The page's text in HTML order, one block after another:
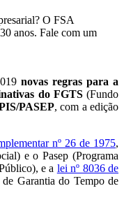
O FSA
anos. Fale com um
novas regras para a
do FGTS(Fundo
PASEP, com a edição
nº 26 de 1975,
e o Pasep (Programa
e a lei nº 8036 de
Garantia do Tempo de